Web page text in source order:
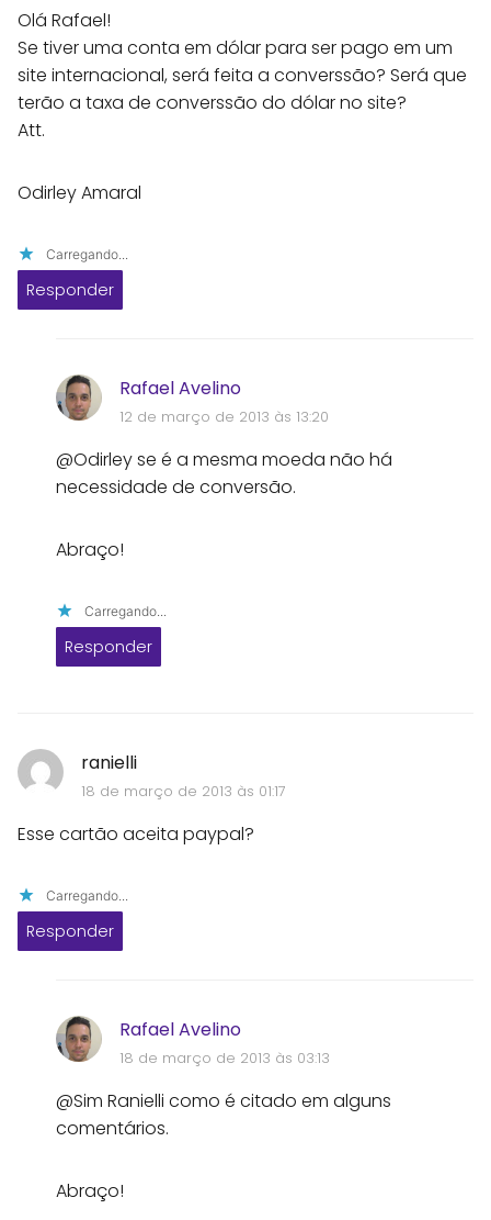
Olá Rafael!
Se tiver uma conta em dólar para ser pago em um
site internacional, será feita a converssão? Será que
terão a taxa de converssão do dólar no site?
Att.
Odirley Amaral
Carregando...
Responder
Rafael Avelino
12 de março de 2013 às 13:20
@Odirley se é a mesma moeda não há
necessidade de conversão.
Abraço!
Carregando...
Responder
ranielli
18 de março de 2013 às 01:17
Esse cartão aceita paypal?
Carregando...
Responder
Rafael Avelino
18 de março de 2013 às 03:13
@Sim Ranielli como é citado em alguns
comentários.
Abraço!